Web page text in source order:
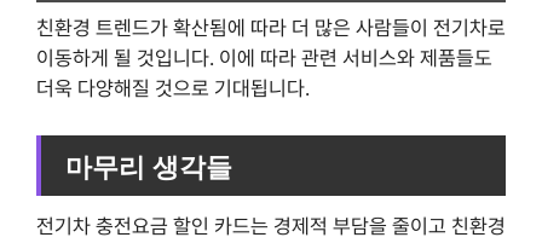
친환경 트렌드가 확산됨에 따라 더 많은 사람들이 전기차로
이동하게 될 것입니다. 이에 따라 관련 서비스와 제품들도
더욱 다양해질 것으로 기대됩니다.
마무리 생각들
전기차 충전요금 할인 카드는 경제적 부담을 줄이고 친환경